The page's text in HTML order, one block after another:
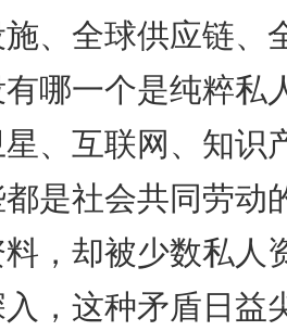
、全球供应链、
哪一个是纯粹私
、互联网、知识
是社会共同劳动
，却被少数私人
，这种矛盾日益